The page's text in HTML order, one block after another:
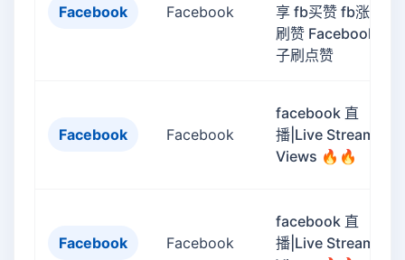
Facebook Facebook
享 fb买赞 fb涨赞 fb
刷赞 Facebook帖
子刷点赞
Facebook Facebook
facebook 直
播|Live Stream
Views 🔥🔥
Facebook Facebook
facebook 直
播|Live Stream